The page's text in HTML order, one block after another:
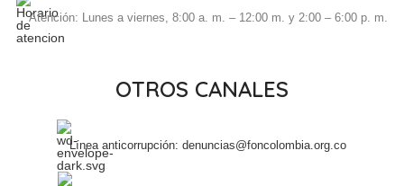
Atención: Lunes a viernes, 8:00 a. m. – 12:00 m. y 2:00 – 6:00 p. m.
OTROS CANALES
Línea anticorrupción: denuncias@foncolombia.org.co